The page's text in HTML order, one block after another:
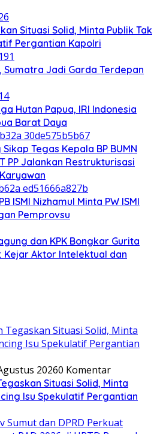
Situasi Solid, Minta Publik Tak
Pergantian Kapolri
Sumatra Jadi Garda Terdepan
Hutan Papua, IRI Indonesia
Barat Daya
Tegas Kepala BP BUMN
PP Jalankan Restrukturisasi
ISMI Nizhamul Minta PW ISMI
Pemprovsu
dan KPK Bongkar Gurita
Kejar Aktor Intelektual dan
20260 Komentar
Situasi Solid, Minta
Isu Spekulatif Pergantian